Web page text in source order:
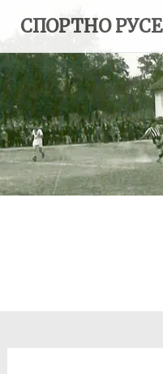
content
СПОРТНО РУСЕ